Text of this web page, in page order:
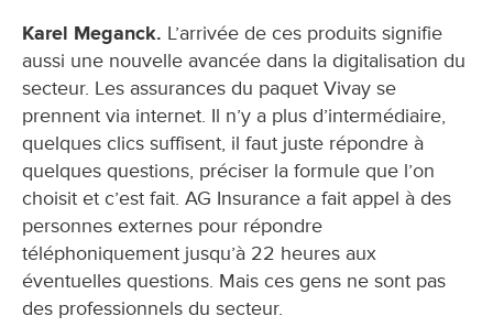
Karel Meganck. L’arrivée de ces produits signifie
aussi une nouvelle avancée dans la digitalisation du
secteur. Les assurances du paquet Vivay se
prennent via internet. Il n’y a plus d’intermédiaire,
quelques clics suffisent, il faut juste répondre à
quelques questions, préciser la formule que l’on
choisit et c’est fait. AG Insurance a fait appel à des
personnes externes pour répondre
téléphoniquement jusqu’à 22 heures aux
éventuelles questions. Mais ces gens ne sont pas
des professionnels du secteur.